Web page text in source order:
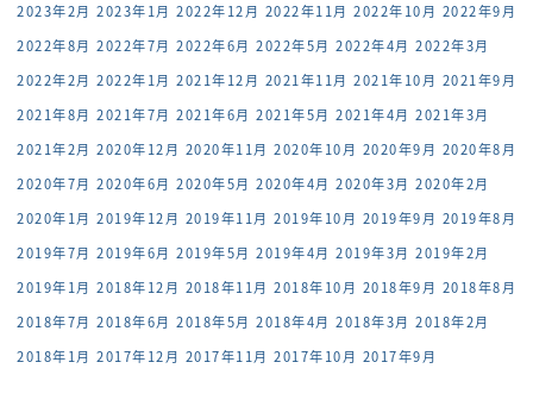
2023年2月 2023年1月 2022年12月 2022年11月 2022年10月 2022年9月
2022年8月 2022年7月 2022年6月 2022年5月 2022年4月 2022年3月
2022年2月 2022年1月 2021年12月 2021年11月 2021年10月 2021年9月
2021年8月 2021年7月 2021年6月 2021年5月 2021年4月 2021年3月
2021年2月 2020年12月 2020年11月 2020年10月 2020年9月 2020年8月
2020年7月 2020年6月 2020年5月 2020年4月 2020年3月 2020年2月
2020年1月 2019年12月 2019年11月 2019年10月 2019年9月 2019年8月
2019年7月 2019年6月 2019年5月 2019年4月 2019年3月 2019年2月
2019年1月 2018年12月 2018年11月 2018年10月 2018年9月 2018年8月
2018年7月 2018年6月 2018年5月 2018年4月 2018年3月 2018年2月
2018年1月 2017年12月 2017年11月 2017年10月 2017年9月